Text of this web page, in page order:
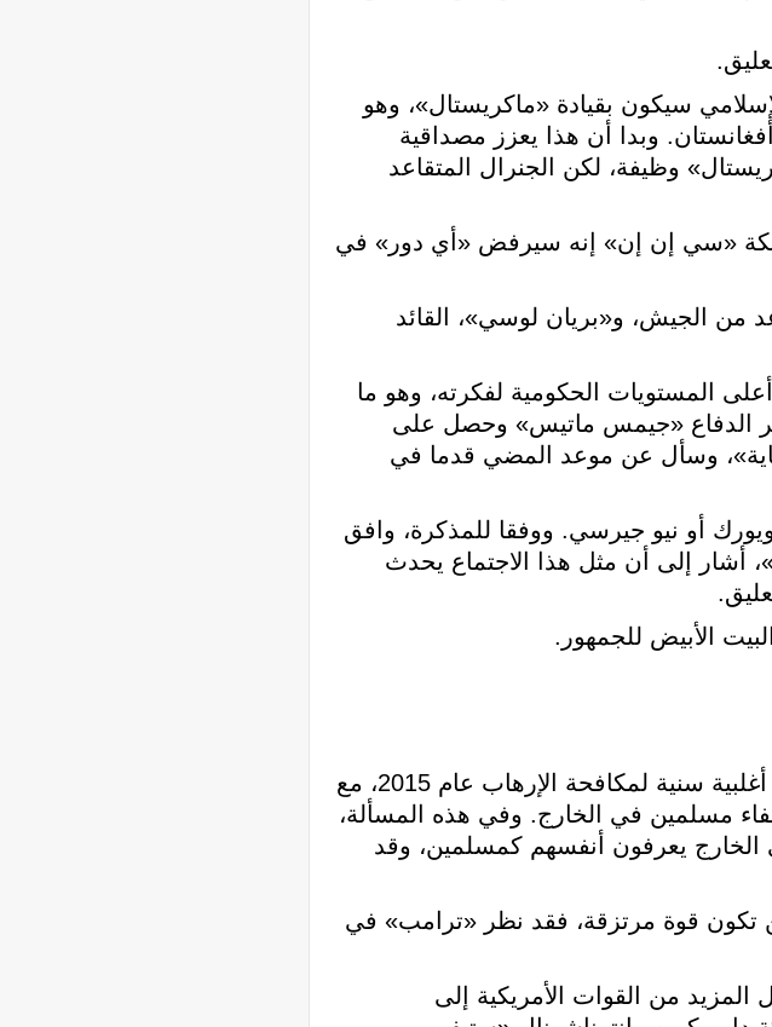
سيكون بقيادة «ماكريستال»، وهو
وبدا أن هذا يعزز مصداقية
وظيفة، لكن الجنرال المتقاعد
«سي إن إن» إنه سيرفض «أي دور» في
من الجيش، و«بريان لوسي»، القائد
المستويات الحكومية لفكرته، وهو ما
الدفاع «جيمس ماتيس» وحصل على
وسأل عن موعد المضي قدما في
أو نيو جيرسي. ووفقا للمذكرة، وافق
أشار إلى أن مثل هذا الاجتماع يحدث
الأبيض للجمهور.
ولم يكن اقتراح «برويدي» جديدا تماما. وقد أطلقت السعودية تحالفا ذا أغلبية سنية لمكافحة الإرهاب عام 2015، مع
مسلمين في الخارج. وفي هذه المسألة،
في الخارج يعرفون أنفسهم كمسلمين، وقد
تكون قوة مرتزقة، فقد نظر «ترامب» في
المزيد من القوات الأمريكية إلى